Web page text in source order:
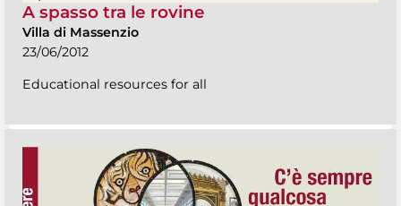
A spasso tra le rovine
Villa di Massenzio
23/06/2012
Educational resources for all